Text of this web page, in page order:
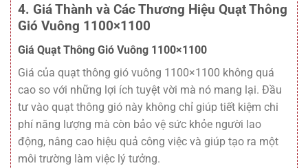
4. Giá Thành và Các Thương Hiệu Quạt Thông
Gió Vuông 1100×1100
Giá Quạt Thông Gió Vuông 1100×1100
Giá của quạt thông gió vuông 1100×1100 không quá
cao so với những lợi ích tuyệt vời mà nó mang lại. Đầu
tư vào quạt thông gió này không chỉ giúp tiết kiệm chi
phí năng lượng mà còn bảo vệ sức khỏe người lao
động, nâng cao hiệu quả công việc và giúp tạo ra một
môi trường làm việc lý tưởng.